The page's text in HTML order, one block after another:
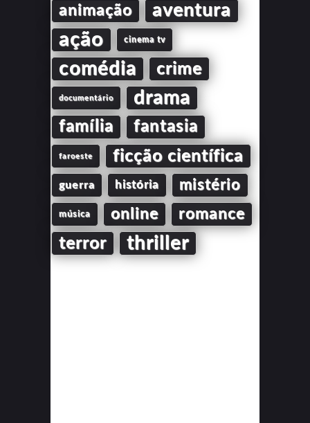
animação aventura
ação cinema tv
comédia crime
documentário drama
família fantasia
faroeste ficção científica
guerra história mistério
música online romance
terror thriller